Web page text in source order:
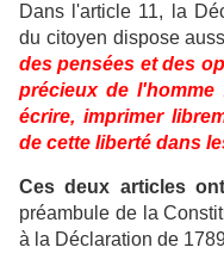
Dans l'article 11, la
du citoyen dispose
des pensées et des
précieux de
écrire, imprimer
de cette liberté dans
Ces deux articles
préambule de la
à la Déclaration de